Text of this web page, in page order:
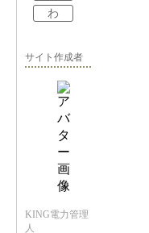
わ
サイト作成者
KING電力管理
人